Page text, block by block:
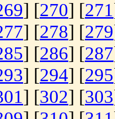
] [270] [271
] [278] [279
] [286] [287
] [294] [295
] [302] [303